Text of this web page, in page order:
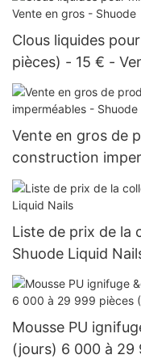
Clous liquides
pièces) - 15 € -
Vente en gros de
construction
Liste de prix de la
Shuode Liquid
Mousse PU
(jours) 6 000 à 29